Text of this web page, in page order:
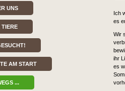
UNS
TIERE
AM START
...
Ich
es
Wir
ihr
es